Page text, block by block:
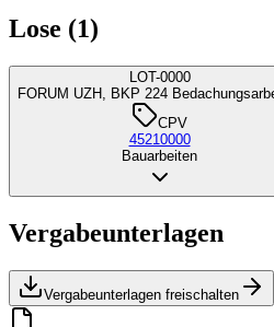
Lose (1)
LOT-0000
FORUM UZH, BKP 224
CPV
45210000
Bauarbeiten
Vergabeunterlagen
Vergabeunterlagen freischalten